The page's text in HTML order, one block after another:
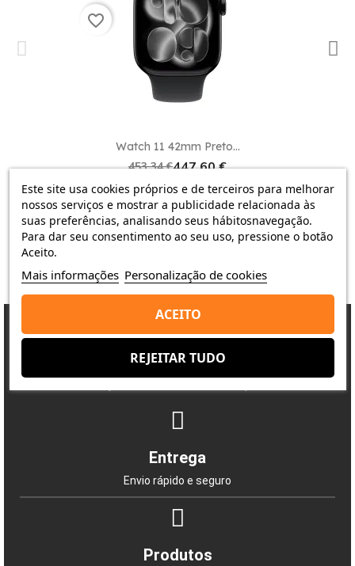
Google Pay e Apple Pay.
Não espere mais para desfrutar das
funcionalidades excepcionais do
Pulseira Desportiva Prata Lilás Névoa M/L
conveniência e eficiência na sua vida diária.
Watch 11 42mm Preto...
453,34 €447,60 €
0 revisão
favorite_border
Porquê escolher-nos?
Entrega
Envio rápido e seguro
Produtos
Este site usa cookies próprios e de terceiros para melhorar
nossos serviços e mostrar a publicidade relacionada às
suas preferências, analisando seus hábitosnavegação.
Para dar seu consentimento ao seu uso, pressione o botão
Aceito.
Mais informações Personalização de cookies
REJEITAR TUDO
ACEITO